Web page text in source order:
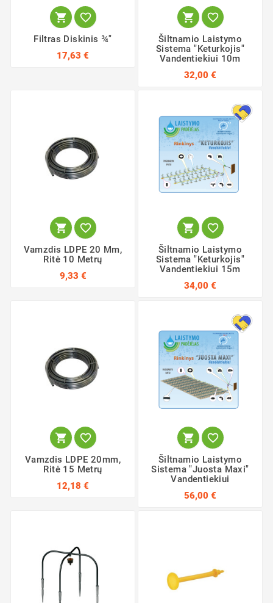
 
Filtras Diskinis ¾"
17,63 €
 
Šiltnamio Laistymo
Sistema "Keturkojis"
Vandentiekiui 10m
32,00 €
 
Vamzdis LDPE 20 Mm,
Ritė 10 Metrų
9,33 €
 
Šiltnamio Laistymo
Sistema "Keturkojis"
Vandentiekiui 15m
34,00 €
 
Vamzdis LDPE 20mm,
Ritė 15 Metrų
12,18 €
 
Šiltnamio Laistymo
Sistema "Juosta Maxi"
Vandentiekiui
56,00 €